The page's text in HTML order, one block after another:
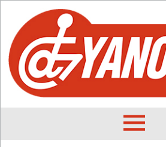
contenu
OUVRIR